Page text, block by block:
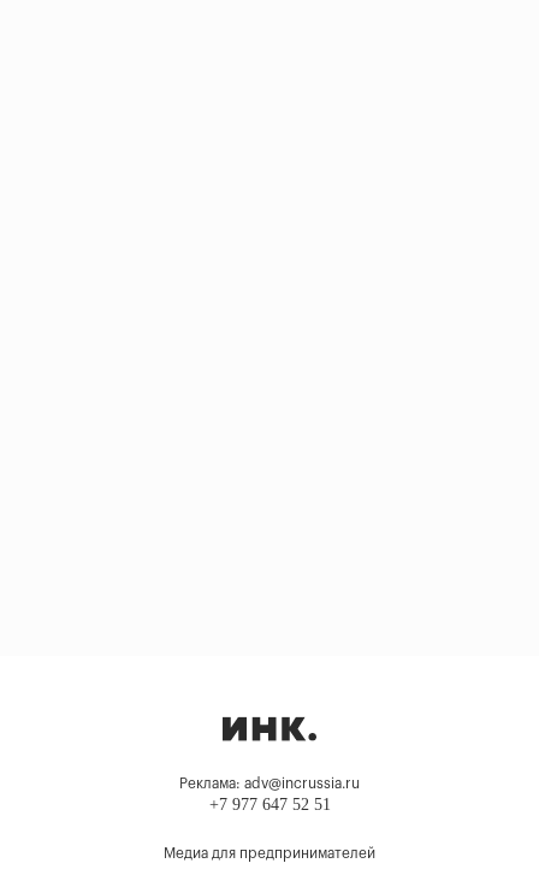
Реклама: adv@incrussia.ru
+7 977 647 52 51
Медиа для предпринимателей